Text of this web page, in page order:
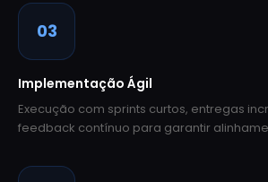
03
Implementação Ágil
Execução com sprints curtos, entregas
feedback contínuo para garantir